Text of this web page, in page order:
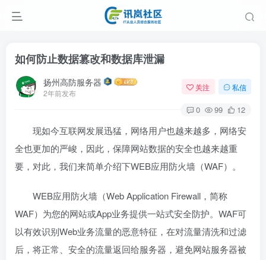
如何防止数据篡改和数据库泄漏
扬州高防服务器
2年前发布
关注 私信
0 99 12
现如今互联网发展迅猛，网络用户也越来越多，网络安
全也更加的严峻，因此，保障网站数据的安全也越来越重
要，对此，我们来简单介绍下WEB应用防火墙（WAF）。
WEB应用防火墙（Web Application Firewall，简称
WAF）为您的网站或App业务提供一站式安全防护。WAF可
以有效识别Web业务流量的恶意特征，在对流量清洗和过滤
后，将正常、安全的流量返回给服务器，避免网站服务器被